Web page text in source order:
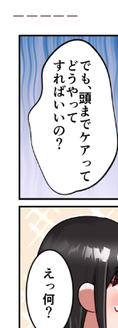
ーーーーー